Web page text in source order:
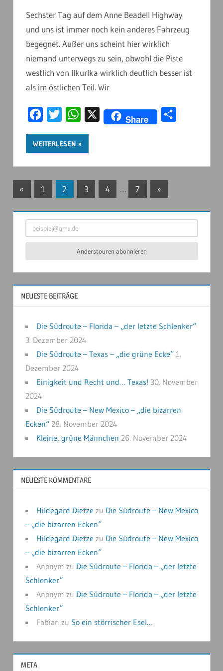
Sechster Tag auf dem Anne Beadell Highway
und uns ist immer noch kein anderes Fahrzeug
begegnet. Außer uns scheint hier wirklich
niemand unterwegs zu sein, obwohl die Piste
westlich von Ilkurlka wirklich deutlich besser ist
als im östlichen Teil. Wir
FacebookTwitter WhatsApp
X Share
WEITERLESEN
Seitennummerierung
der
Beiträge
« Vorherige
1 2 3 4 … 7
Nächste
»
beispiel@gmx.de
Anderstouren abonnieren
NEUESTE BEITRÄGE
Die Südroute – Florida – „der letzte Schlenker“
3. Dezember 2024
Die Südroute – Texas – „die grüne Ecke“ 1.
Dezember 2024
Einigkeit und Recht und… Texas! 30. November
2024
Die Südroute – New Mexico – „die bizarren
Ecken“ 28. November 2024
Kleine, grüne Männchen 26. November 2024
NEUESTE KOMMENTARE
Hildegard Dietze zu Die Südroute – New Mexico
– „die bizarren Ecken“
Hildegard Dietze zu Die Südroute – New Mexico
– „die bizarren Ecken“
Anonym zu Die Südroute – Florida – „der letzte
Schlenker“
Anonym zu Die Südroute – Florida – „der letzte
Schlenker“
Fabian zu So ein störrischer Esel…
META